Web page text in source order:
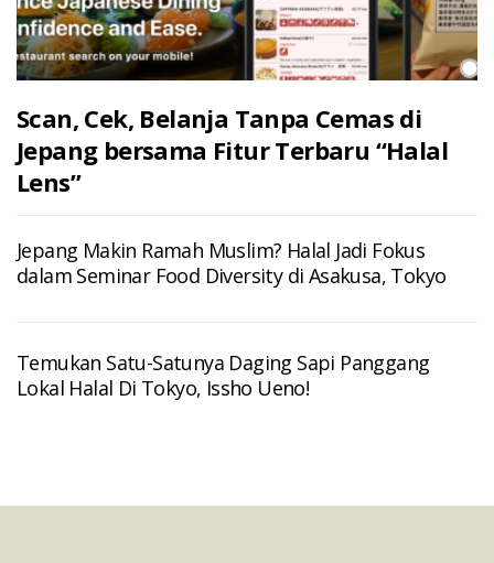
Scan, Cek, Belanja Tanpa Cemas di
Jepang bersama Fitur Terbaru “Halal
Lens”
Jepang Makin Ramah Muslim? Halal Jadi Fokus
dalam Seminar Food Diversity di Asakusa, Tokyo
Temukan Satu-Satunya Daging Sapi Panggang
Lokal Halal Di Tokyo, Issho Ueno!